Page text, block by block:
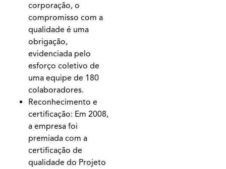
corporação, o
compromisso com a
qualidade é uma
obrigação,
evidenciada pelo
esforço coletivo de
uma equipe de 180
colaboradores.
Reconhecimento e
certificação: Em 2008,
a empresa foi
premiada com a
certificação de
qualidade do Projeto